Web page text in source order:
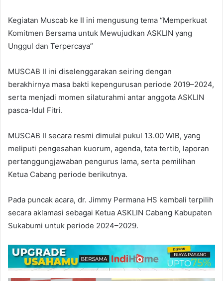
Kegiatan Muscab ke II ini mengusung tema “Memperkuat
Komitmen Bersama untuk Mewujudkan ASKLIN yang
Unggul dan Terpercaya”
MUSCAB II ini diselenggarakan seiring dengan
berakhirnya masa bakti kepengurusan periode 2019–2024,
serta menjadi momen silaturahmi antar anggota ASKLIN
pasca-Idul Fitri.
MUSCAB II secara resmi dimulai pukul 13.00 WIB, yang
meliputi pengesahan kuorum, agenda, tata tertib, laporan
pertanggungjawaban pengurus lama, serta pemilihan
Ketua Cabang periode berikutnya.
Pada puncak acara, dr. Jimmy Permana HS kembali terpilih
secara aklamasi sebagai Ketua ASKLIN Cabang Kabupaten
Sukabumi untuk periode 2024–2029.